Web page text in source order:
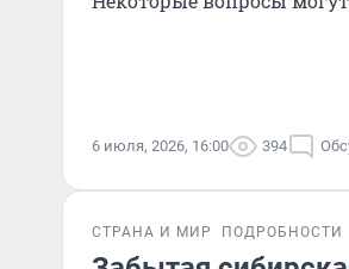
6 июля, 2026, 16:00 394
СТРАНА И МИР ПОДРОБНОСТИ